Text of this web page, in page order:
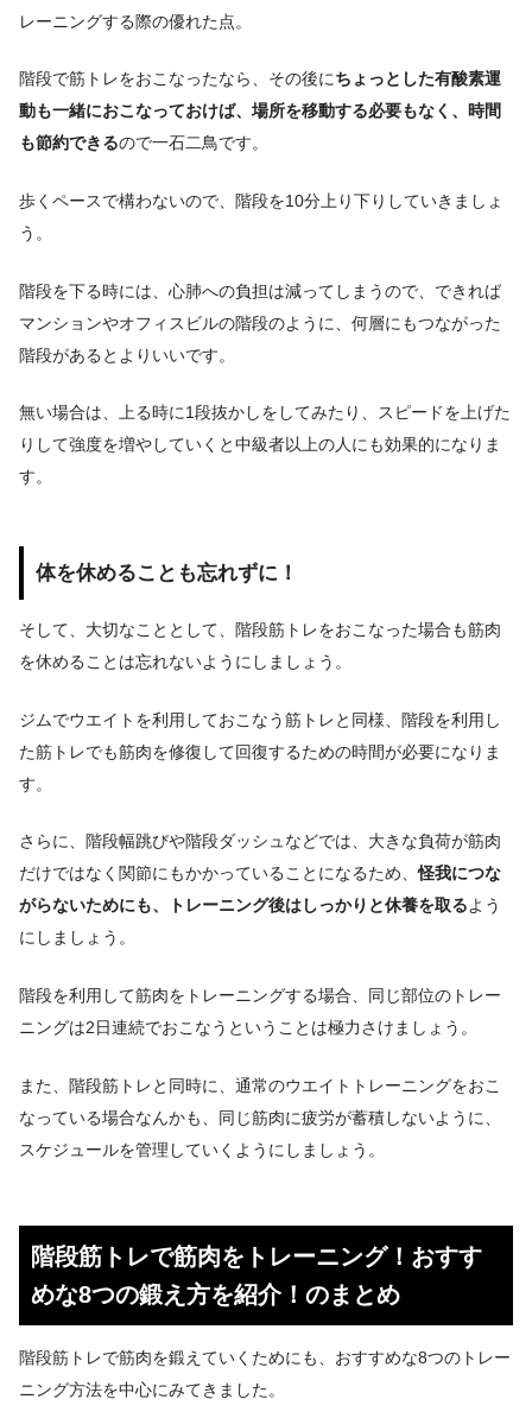
レーニングする際の優れた点。
階段で筋トレをおこなったなら、その後にちょっとした有酸素運
動も一緒におこなっておけば、場所を移動する必要もなく、時間
も節約できるので一石二鳥です。
歩くペースで構わないので、階段を10分上り下りしていきましょ
う。
階段を下る時には、心肺への負担は減ってしまうので、できれば
マンションやオフィスビルの階段のように、何層にもつながった
階段があるとよりいいです。
無い場合は、上る時に1段抜かしをしてみたり、スピードを上げた
りして強度を増やしていくと中級者以上の人にも効果的になりま
す。
体を休めることも忘れずに！
そして、大切なこととして、階段筋トレをおこなった場合も筋肉
を休めることは忘れないようにしましょう。
ジムでウエイトを利用しておこなう筋トレと同様、階段を利用し
た筋トレでも筋肉を修復して回復するための時間が必要になりま
す。
さらに、階段幅跳びや階段ダッシュなどでは、大きな負荷が筋肉
だけではなく関節にもかかっていることになるため、怪我につな
がらないためにも、トレーニング後はしっかりと休養を取るよう
にしましょう。
階段を利用して筋肉をトレーニングする場合、同じ部位のトレー
ニングは2日連続でおこなうということは極力さけましょう。
また、階段筋トレと同時に、通常のウエイトトレーニングをおこ
なっている場合なんかも、同じ筋肉に疲労が蓄積しないように、
スケジュールを管理していくようにしましょう。
階段筋トレで筋肉をトレーニング！おすす
めな8つの鍛え方を紹介！のまとめ
階段筋トレで筋肉を鍛えていくためにも、おすすめな8つのトレー
ニング方法を中心にみてきました。